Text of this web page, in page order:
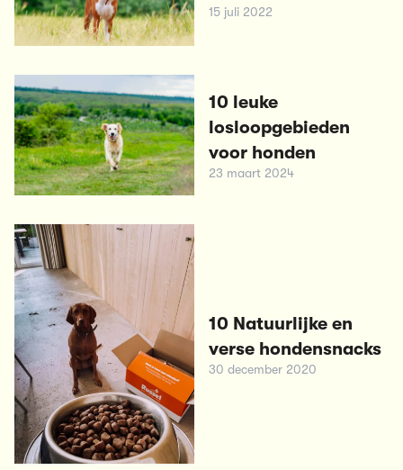
15 juli 2022
10 leuke
losloopgebieden
voor honden
23 maart 2024
10 Natuurlijke en
verse hondensnacks
30 december 2020